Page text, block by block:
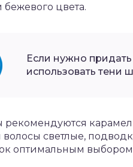
бежевого цвета.
Если нужно
использовать тени
светлые,
оптимальным выбором